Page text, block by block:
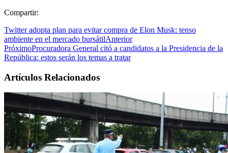
Compartir:
Twitter adopta plan para evitar compra de Elon Musk: tenso
ambiente en el mercado bursátilAnterior
PróximoProcuradora General citó a candidatos a la Presidencia de la
República: estos serán los temas a tratar
Artículos Relacionados